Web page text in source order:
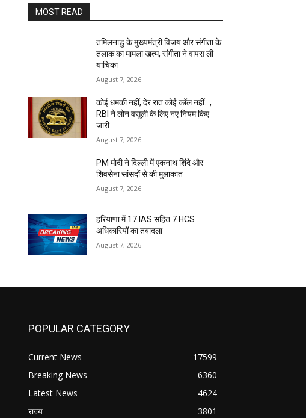
MOST READ
तमिलनाडु के मुख्यमंत्री विजय और संगीता के
तलाक का मामला खत्म, संगीता ने वापस ली
याचिका
August 7, 2026
कोई धमकी नहीं, देर रात कोई कॉल नहीं…,
RBI ने लोन वसूली के लिए नए नियम किए
जारी
August 7, 2026
PM मोदी ने दिल्ली में एकनाथ शिंदे और
शिवसेना सांसदों से की मुलाकात
August 7, 2026
हरियाणा में 17 IAS सहित 7 HCS
अधिकारियों का तबादला
August 7, 2026
POPULAR CATEGORY
Current News
17599
Breaking News
6360
Latest News
4624
राज्य
3801